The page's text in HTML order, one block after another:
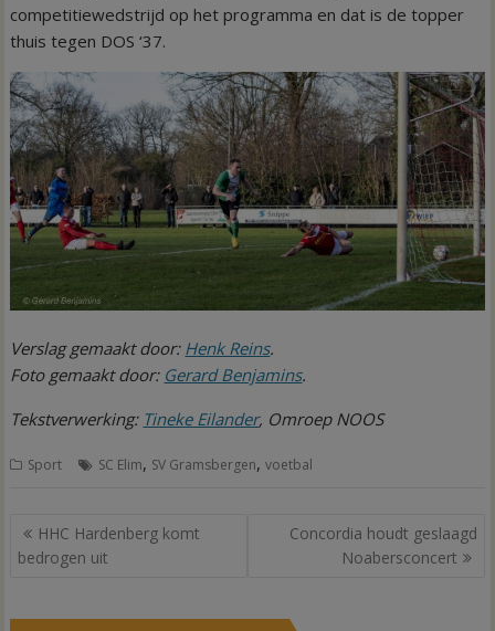
competitiewedstrijd op het programma en dat is de topper
thuis tegen DOS ‘37.
Verslag gemaakt door: Henk Reins.
Foto gemaakt door: Gerard Benjamins.
Tekstverwerking: Tineke Eilander, Omroep NOOS
Sport SC Elim, SV Gramsbergen,voetbal
Bericht
navigatie
HHC Hardenberg komt
bedrogen uit
Concordia houdt geslaagd
Noabersconcert